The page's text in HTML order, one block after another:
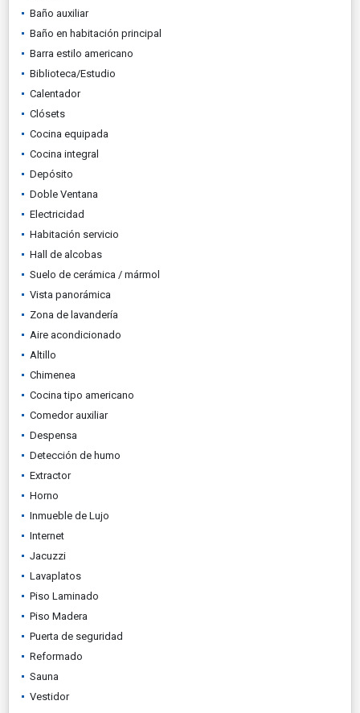
Baño auxiliar
Baño en habitación principal
Barra estilo americano
Biblioteca/Estudio
Calentador
Clósets
Cocina equipada
Cocina integral
Depósito
Doble Ventana
Electricidad
Habitación servicio
Hall de alcobas
Suelo de cerámica / mármol
Vista panorámica
Zona de lavandería
Aire acondicionado
Altillo
Chimenea
Cocina tipo americano
Comedor auxiliar
Despensa
Detección de humo
Extractor
Horno
Inmueble de Lujo
Internet
Jacuzzi
Lavaplatos
Piso Laminado
Piso Madera
Puerta de seguridad
Reformado
Sauna
Vestidor